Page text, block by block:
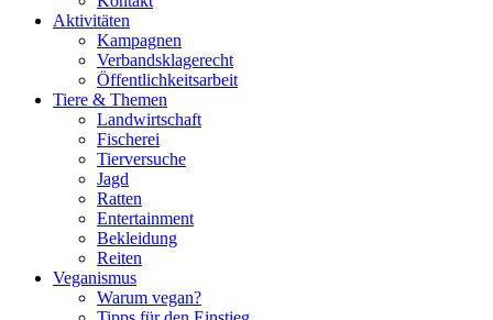
Aktivitäten
Kampagnen
Verbandsklagerecht
Öffentlichkeitsarbeit
Tiere & Themen
Landwirtschaft
Fischerei
Tierversuche
Jagd
Ratten
Entertainment
Bekleidung
Reiten
Veganismus
Warum vegan?